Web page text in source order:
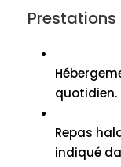
quotidien.
Repas
indiqué